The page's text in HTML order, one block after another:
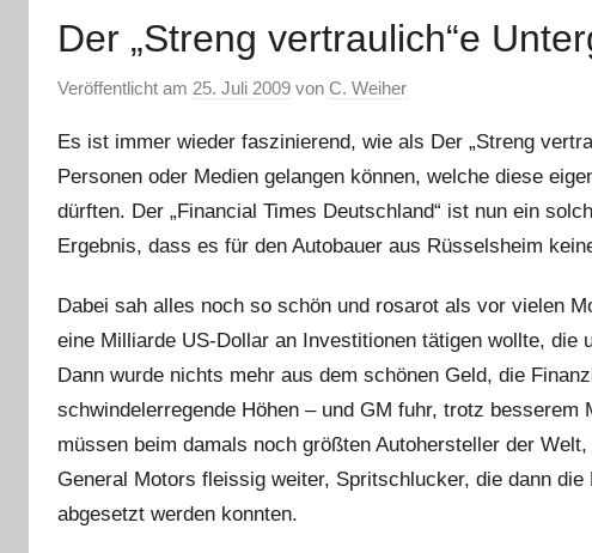
Der „Streng vertraulich“e
Veröffentlicht am 25. Juli 2009 von C. Weiher
Es ist immer wieder faszinierend, wie als Der „Streng
Personen oder Medien gelangen können, welche diese
dürften. Der „Financial Times Deutschland“ ist nun ein
Ergebnis, dass es für den Autobauer aus Rüsselsheim
Dabei sah alles noch so schön und rosarot als vor vielen
eine Milliarde US-Dollar an Investitionen tätigen wollte, die
Dann wurde nichts mehr aus dem schönen Geld, die
schwindelerregende Höhen – und GM fuhr, trotz
müssen beim damals noch größten Autohersteller der
General Motors fleissig weiter, Spritschlucker, die dann
abgesetzt werden konnten.